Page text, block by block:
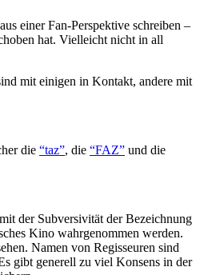
einer Fan-Perspektive schreiben –
hat. Vielleicht nicht in all
mit einigen in Kontakt, andere mit
die “taz”, die “FAZ” und die
der Subversivität der Bezeichnung
Kino wahrgenommen werden.
Namen von Regisseuren sind
gibt generell zu viel Konsens in der